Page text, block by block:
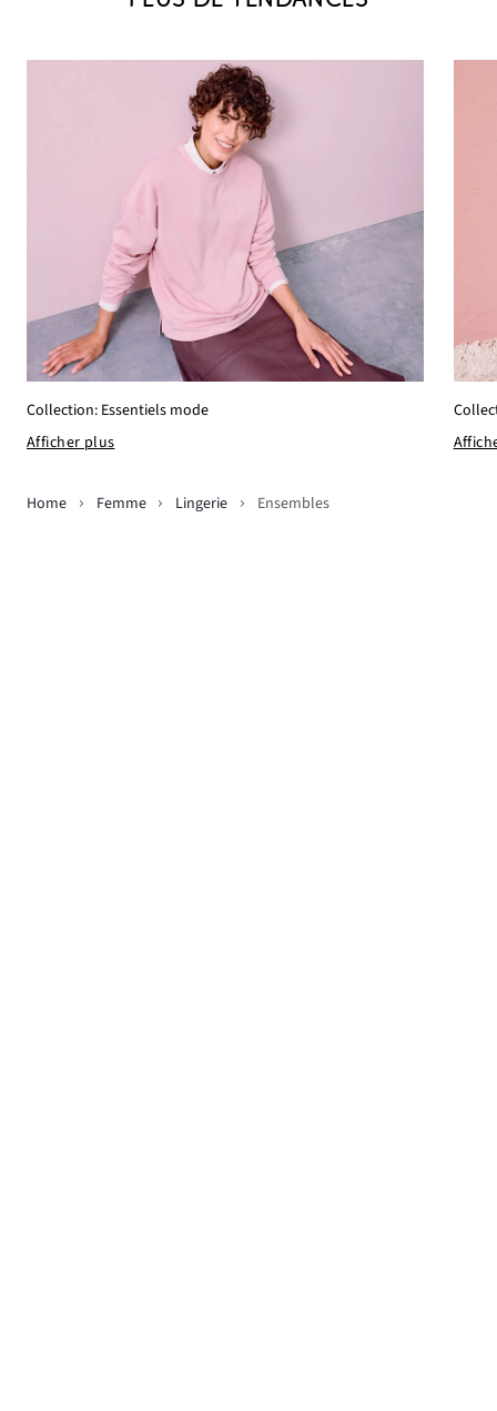
Collection: Essentiels mode
Afficher plus
Home Femme Lingerie Ensembles